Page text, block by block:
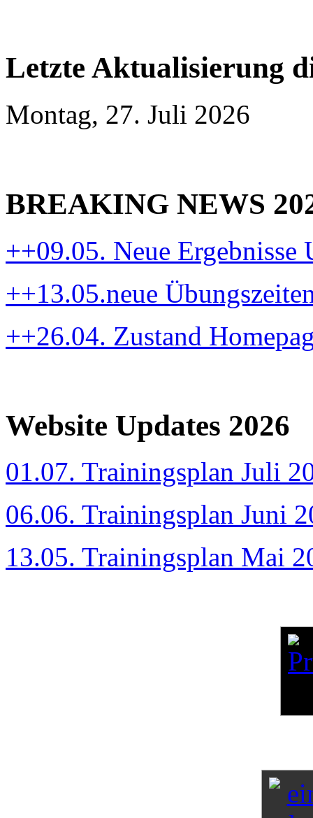
Letzte Aktualisierung
Montag, 27. Juli 2026
BREAKING NEWS
++09.05. Neue Ergebnisse
++13.05.neue
++26.04. Zustand
Website Updates 2026
01.07. Trainingsplan Juli
06.06. Trainingsplan Juni
13.05. Trainingsplan Mai